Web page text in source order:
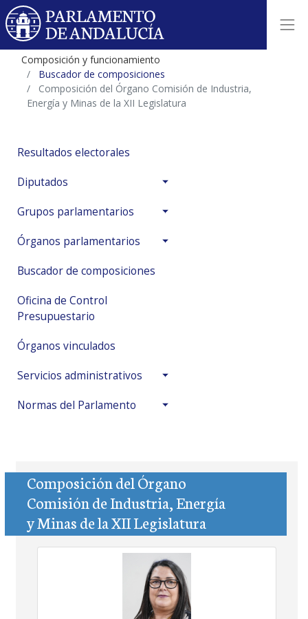
Composición y funcionamiento
Buscador de composiciones
Composición del Órgano Comisión de Industria,
Energía y Minas de la XII Legislatura
Resultados electorales
Diputados
Grupos parlamentarios
Órganos parlamentarios
Buscador de composiciones
Oficina de Control
Presupuestario
Órganos vinculados
Servicios administrativos
Normas del Parlamento
Composición del Órgano
Comisión de Industria, Energía
y Minas de la XII Legislatura